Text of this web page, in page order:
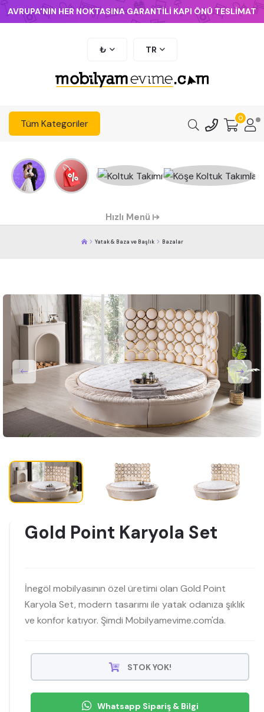
AVRUPA'NIN HER NOKTASINA GARANTİLİ KAPI ÖNÜ TESLİMAT
₺ TR
Tüm Kategoriler 0
Hızlı Menü
Yatak & Baza ve Başlık Bazalar
Gold Point Karyola Set
İnegöl mobilyasının özel üretimi olan Gold Point
Karyola Set, modern tasarımı ile yatak odanıza şıklık
ve konfor katıyor. Şimdi Mobilyamevime.com'da.
STOK YOK!
Whatsapp Sipariş & Bilgi